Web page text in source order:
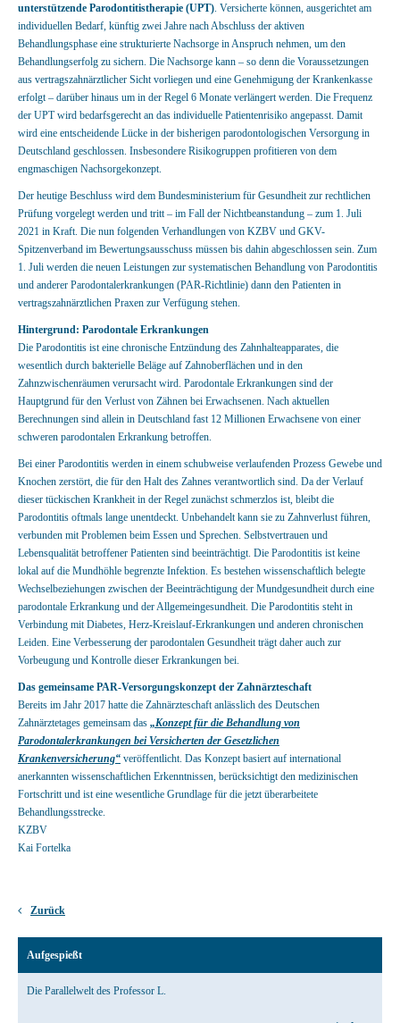
unterstützende Parodontitistherapie (UPT). Versicherte können, ausgerichtet am
individuellen Bedarf, künftig zwei Jahre nach Abschluss der aktiven
Behandlungsphase eine strukturierte Nachsorge in Anspruch nehmen, um den
Behandlungserfolg zu sichern. Die Nachsorge kann – so denn die Voraussetzungen
aus vertragszahnärztlicher Sicht vorliegen und eine Genehmigung der Krankenkasse
erfolgt – darüber hinaus um in der Regel 6 Monate verlängert werden. Die Frequenz
der UPT wird bedarfsgerecht an das individuelle Patientenrisiko angepasst. Damit
wird eine entscheidende Lücke in der bisherigen parodontologischen Versorgung in
Deutschland geschlossen. Insbesondere Risikogruppen profitieren von dem
engmaschigen Nachsorgekonzept.
Der heutige Beschluss wird dem Bundesministerium für Gesundheit zur rechtlichen
Prüfung vorgelegt werden und tritt – im Fall der Nichtbeanstandung – zum 1. Juli
2021 in Kraft. Die nun folgenden Verhandlungen von KZBV und GKV-
Spitzenverband im Bewertungsausschuss müssen bis dahin abgeschlossen sein. Zum
1. Juli werden die neuen Leistungen zur systematischen Behandlung von Parodontitis
und anderer Parodontalerkrankungen (PAR-Richtlinie) dann den Patienten in
vertragszahnärztlichen Praxen zur Verfügung stehen.
Hintergrund: Parodontale Erkrankungen
Die Parodontitis ist eine chronische Entzündung des Zahnhalteapparates, die
wesentlich durch bakterielle Beläge auf Zahnoberflächen und in den
Zahnzwischenräumen verursacht wird. Parodontale Erkrankungen sind der
Hauptgrund für den Verlust von Zähnen bei Erwachsenen. Nach aktuellen
Berechnungen sind allein in Deutschland fast 12 Millionen Erwachsene von einer
schweren parodontalen Erkrankung betroffen.
Bei einer Parodontitis werden in einem schubweise verlaufenden Prozess Gewebe und
Knochen zerstört, die für den Halt des Zahnes verantwortlich sind. Da der Verlauf
dieser tückischen Krankheit in der Regel zunächst schmerzlos ist, bleibt die
Parodontitis oftmals lange unentdeckt. Unbehandelt kann sie zu Zahnverlust führen,
verbunden mit Problemen beim Essen und Sprechen. Selbstvertrauen und
Lebensqualität betroffener Patienten sind beeinträchtigt. Die Parodontitis ist keine
lokal auf die Mundhöhle begrenzte Infektion. Es bestehen wissenschaftlich belegte
Wechselbeziehungen zwischen der Beeinträchtigung der Mundgesundheit durch eine
parodontale Erkrankung und der Allgemeingesundheit. Die Parodontitis steht in
Verbindung mit Diabetes, Herz-Kreislauf-Erkrankungen und anderen chronischen
Leiden. Eine Verbesserung der parodontalen Gesundheit trägt daher auch zur
Vorbeugung und Kontrolle dieser Erkrankungen bei.
Das gemeinsame PAR-Versorgungskonzept der Zahnärzteschaft
Bereits im Jahr 2017 hatte die Zahnärzteschaft anlässlich des Deutschen
Zahnärztetages gemeinsam das „Konzept für die Behandlung von
Parodontalerkrankungen bei Versicherten der Gesetzlichen
Krankenversicherung“ veröffentlicht. Das Konzept basiert auf international
anerkannten wissenschaftlichen Erkenntnissen, berücksichtigt den medizinischen
Fortschritt und ist eine wesentliche Grundlage für die jetzt überarbeitete
Behandlungsstrecke.
KZBV
Kai Fortelka
Zurück
Aufgespießt
Die Parallelwelt des Professor L.